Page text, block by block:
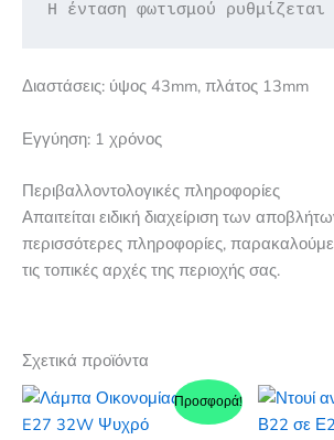
Η ένταση φωτισμού
Διαστάσεις: ύψος 43mm, πλάτος 13mm
Εγγύηση: 1 χρόνος
Περιβαλλοντολογικές πληροφορίες
Απαιτείται ειδική διαχείριση των
περισσότερες πληροφορίες,
τις τοπικές αρχές της περιοχής σας.
Σχετικά προϊόντα
Προσφορά!